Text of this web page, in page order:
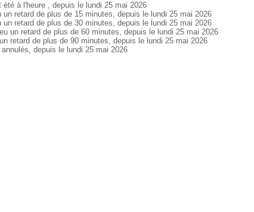
à l'heure , depuis le lundi 25 mai 2026
retard de plus de 15 minutes, depuis le lundi 25 mai 2026
retard de plus de 30 minutes, depuis le lundi 25 mai 2026
un retard de plus de 60 minutes, depuis le lundi 25 mai 2026
retard de plus de 90 minutes, depuis le lundi 25 mai 2026
depuis le lundi 25 mai 2026